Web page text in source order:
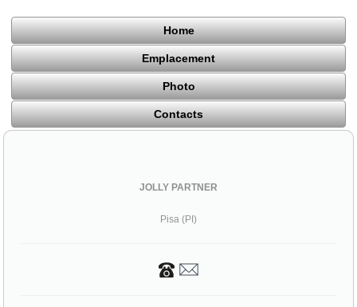
Home
Emplacement
Photo
Contacts
JOLLY PARTNER
Pisa (PI)